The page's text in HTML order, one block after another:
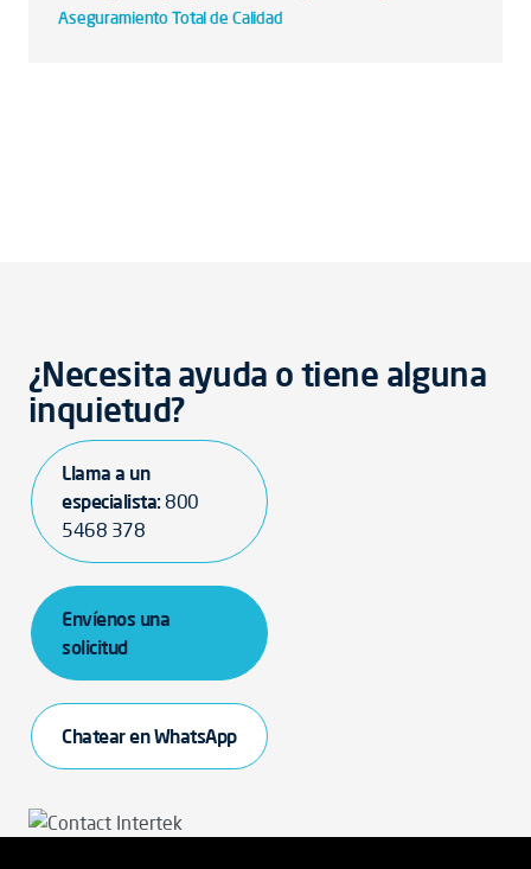
Aseguramiento Total de Calidad
¿Necesita ayuda o tiene alguna
inquietud?
Llama a un
especialista:800
5468 378
Envíenos una
solicitud
Chatear en WhatsApp